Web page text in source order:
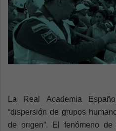
a
i
La Real Academia
“dispersión de grupos
de origen”. El fenómeno